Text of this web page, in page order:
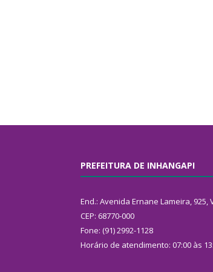
PREFEITURA DE INHANGAPI
End.: Avenida Ernane Lameira, 925,
CEP: 68770-000
Fone: (91) 2992-1128
Horário de atendimento: 07:00 às